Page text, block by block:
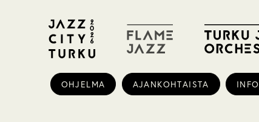
OHJELMA AJANKOHTAISTA INFO